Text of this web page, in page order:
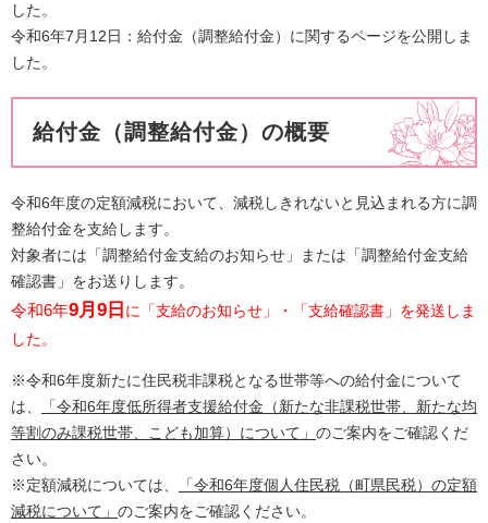
した。
令和6年7月12日：給付金（調整給付金）に関するページを公開しま
した。
給付金（調整給付金）の概要
令和6年度の定額減税において、減税しきれないと見込まれる方に調
整給付金を支給します。
対象者には「調整給付金​支給のお知らせ」または「調整給付金​支給
確認書」をお送りします。​
令和6年9月9日 に「支給のお知らせ」・「支給確認書」を​発送しま
した。
※令和6年度新たに住民税非課税となる世帯等への給付金について
は、
「令和6年度低所得者支援給付金（新たな非課税世帯、新たな均
等割のみ課税世帯、こども加算）について」 のご案内をご確認くだ
さい。
※定額減税については、
「令和6年度個人住民税（町県民税）の定額
減税について」 のご案内をご確認ください。